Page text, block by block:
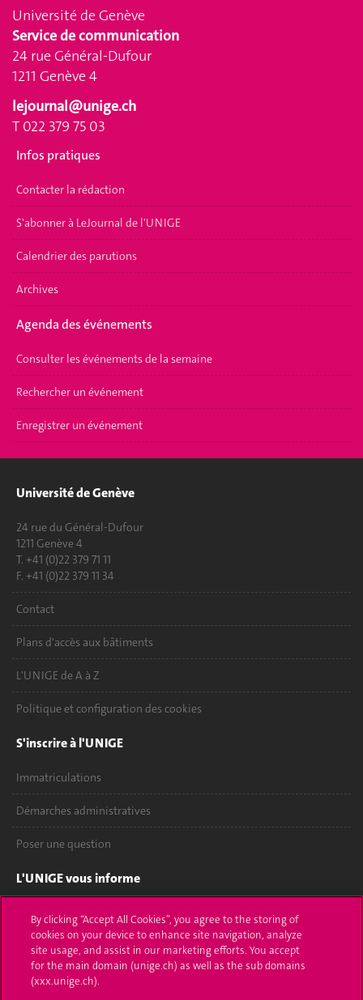
Université de Genève
Service de communication
24 rue Général-Dufour
1211 Genève 4
lejournal@unige.ch
T 022 379 75 03
Infos pratiques
Contacter la rédaction
S'abonner à LeJournal de l'UNIGE
Calendrier des parutions
Archives
Agenda des événements
Consulter les événements de la semaine
Rechercher un événement
Enregistrer un événement
Université de Genève
24 rue du Général-Dufour
1211 Genève 4
T. +41 (0)22 379 71 11
F. +41 (0)22 379 11 34
Contact
Plans d'accès aux bâtiments
L'UNIGE de A à Z
Politique et configuration des cookies
S'inscrire à l'UNIGE
Immatriculations
Démarches administratives
Poser une question
L'UNIGE vous informe
UNIGE Mobile
Médias
Offres d'emploi
By clicking “Accept All Cookies”, you agree to the storing of
cookies on your device to enhance site navigation, analyze
site usage, and assist in our marketing efforts. You accept
for the main domain (unige.ch) as well as the sub domains
(xxx.unige.ch).